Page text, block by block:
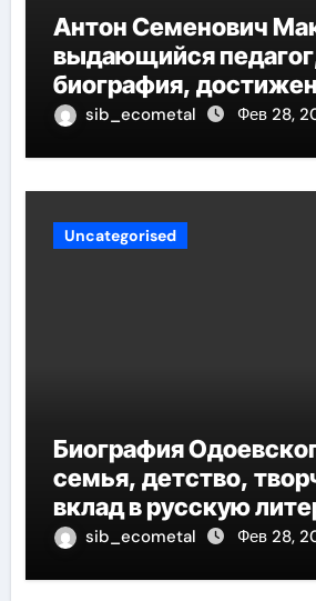
Антон Семенович
выдающийся
биография,
в педагогику
sib_ecometal Фев 28,
Uncategorised
Биография
семья, детство,
вклад в русскую
sib_ecometal Фев 28,